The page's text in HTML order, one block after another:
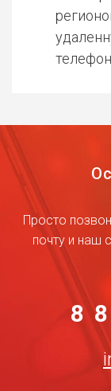
Просто
почту и наш
8